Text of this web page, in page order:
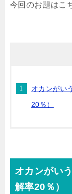
今回のお題はこ
オカンがい
20％）
オカンがい
解率20％）